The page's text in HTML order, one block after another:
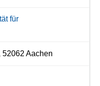
für
Aachen